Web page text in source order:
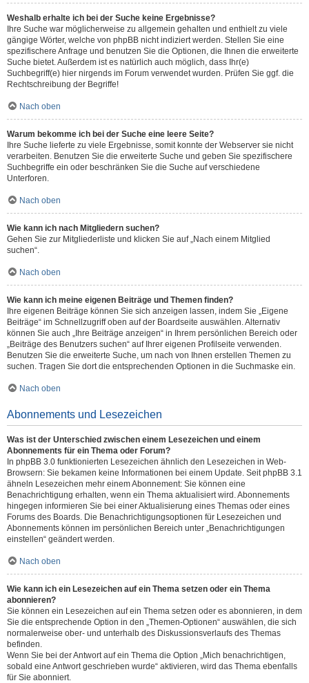
Weshalb erhalte ich bei der Suche keine Ergebnisse?
Ihre Suche war möglicherweise zu allgemein gehalten und enthielt zu viele
gängige Wörter, welche von phpBB nicht indiziert werden. Stellen Sie eine
spezifischere Anfrage und benutzen Sie die Optionen, die Ihnen die erweiterte
Suche bietet. Außerdem ist es natürlich auch möglich, dass Ihr(e)
Suchbegriff(e) hier nirgends im Forum verwendet wurden. Prüfen Sie ggf. die
Rechtschreibung der Begriffe!
Nach oben
Warum bekomme ich bei der Suche eine leere Seite?
Ihre Suche lieferte zu viele Ergebnisse, somit konnte der Webserver sie nicht
verarbeiten. Benutzen Sie die erweiterte Suche und geben Sie spezifischere
Suchbegriffe ein oder beschränken Sie die Suche auf verschiedene
Unterforen.
Nach oben
Wie kann ich nach Mitgliedern suchen?
Gehen Sie zur Mitgliederliste und klicken Sie auf „Nach einem Mitglied
suchen“.
Nach oben
Wie kann ich meine eigenen Beiträge und Themen finden?
Ihre eigenen Beiträge können Sie sich anzeigen lassen, indem Sie „Eigene
Beiträge“ im Schnellzugriff oben auf der Boardseite auswählen. Alternativ
können Sie auch „Ihre Beiträge anzeigen“ in Ihrem persönlichen Bereich oder
„Beiträge des Benutzers suchen“ auf Ihrer eigenen Profilseite verwenden.
Benutzen Sie die erweiterte Suche, um nach von Ihnen erstellen Themen zu
suchen. Tragen Sie dort die entsprechenden Optionen in die Suchmaske ein.
Nach oben
Abonnements und Lesezeichen
Was ist der Unterschied zwischen einem Lesezeichen und einem
Abonnements für ein Thema oder Forum?
In phpBB 3.0 funktionierten Lesezeichen ähnlich den Lesezeichen in Web-
Browsern: Sie bekamen keine Informationen bei einem Update. Seit phpBB 3.1
ähneln Lesezeichen mehr einem Abonnement: Sie können eine
Benachrichtigung erhalten, wenn ein Thema aktualisiert wird. Abonnements
hingegen informieren Sie bei einer Aktualisierung eines Themas oder eines
Forums des Boards. Die Benachrichtigungsoptionen für Lesezeichen und
Abonnements können im persönlichen Bereich unter „Benachrichtigungen
einstellen“ geändert werden.
Nach oben
Wie kann ich ein Lesezeichen auf ein Thema setzen oder ein Thema
abonnieren?
Sie können ein Lesezeichen auf ein Thema setzen oder es abonnieren, in dem
Sie die entsprechende Option in den „Themen-Optionen“ auswählen, die sich
normalerweise ober- und unterhalb des Diskussionsverlaufs des Themas
befinden.
Wenn Sie bei der Antwort auf ein Thema die Option „Mich benachrichtigen,
sobald eine Antwort geschrieben wurde“ aktivieren, wird das Thema ebenfalls
für Sie abonniert.